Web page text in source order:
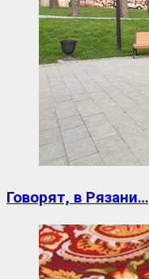
Говорят, в Рязани…